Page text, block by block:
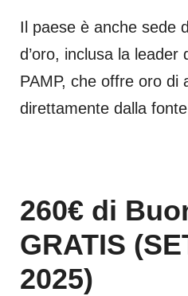
Il paese è anche sede
d’oro, inclusa la leader
PAMP, che offre oro di
direttamente dalla
260€ di
GRATIS
2025)